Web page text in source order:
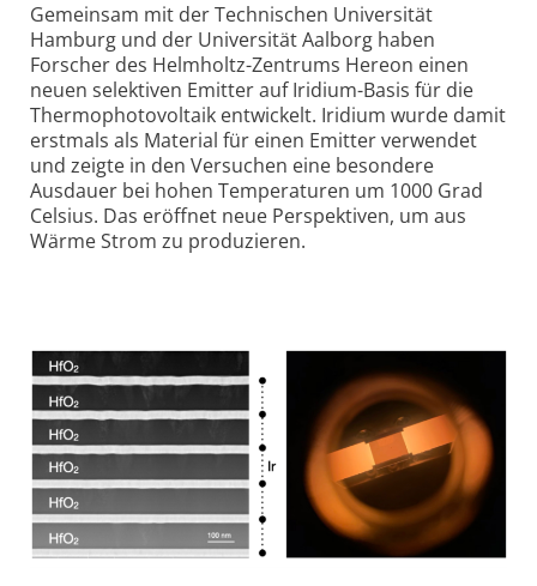
Gemeinsam mit der Technischen Universität
Hamburg und der Universität Aalborg haben
Forscher des Helmholtz-Zentrums Hereon einen
neuen selektiven Emitter auf Iridium-Basis für die
Thermophotovoltaik entwickelt. Iridium wurde damit
erstmals als Material für einen Emitter verwendet
und zeigte in den Versuchen eine besondere
Ausdauer bei hohen Temperaturen um 1000 Grad
Celsius. Das eröffnet neue Perspektiven, um aus
Wärme Strom zu produzieren.